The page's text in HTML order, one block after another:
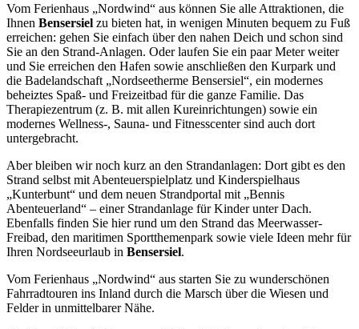
Vom Ferienhaus „Nordwind“ aus können Sie alle Attraktionen, die
Ihnen Bensersiel zu bieten hat, in wenigen Minuten bequem zu Fuß
erreichen: gehen Sie einfach über den nahen Deich und schon sind
Sie an den Strand-Anlagen. Oder laufen Sie ein paar Meter weiter
und Sie erreichen den Hafen sowie anschließen den Kurpark und
die Badelandschaft „Nordseetherme Bensersiel“, ein modernes
beheiztes Spaß- und Freizeitbad für die ganze Familie. Das
Therapiezentrum (z. B. mit allen Kureinrichtungen) sowie ein
modernes Wellness-, Sauna- und Fitnesscenter sind auch dort
untergebracht.
Aber bleiben wir noch kurz an den Strandanlagen: Dort gibt es den
Strand selbst mit Abenteuerspielplatz und Kinderspielhaus
„Kunterbunt“ und dem neuen Strandportal mit „Bennis
Abenteuerland“ – einer Strandanlage für Kinder unter Dach.
Ebenfalls finden Sie hier rund um den Strand das Meerwasser-
Freibad, den maritimen Sportthemenpark sowie viele Ideen mehr für
Ihren Nordseeurlaub in Bensersiel.
Vom Ferienhaus „Nordwind“ aus starten Sie zu wunderschönen
Fahrradtouren ins Inland durch die Marsch über die Wiesen und
Felder in unmittelbarer Nähe.